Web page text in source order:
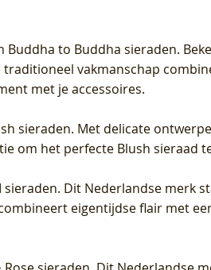
Buddha to Buddha sieraden.
vakmanschap
met je accessoires.
sieraden. Met delicate
om het perfecte Blush sieraad
sieraden. Dit Nederlandse merk
eigentijdse flair met